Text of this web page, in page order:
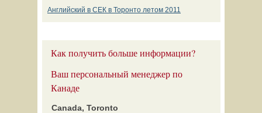
Английский в СЕК в Торонто летом 2011
Как получить больше информации?
Ваш персональный менеджер по
Канаде
Canada, Toronto